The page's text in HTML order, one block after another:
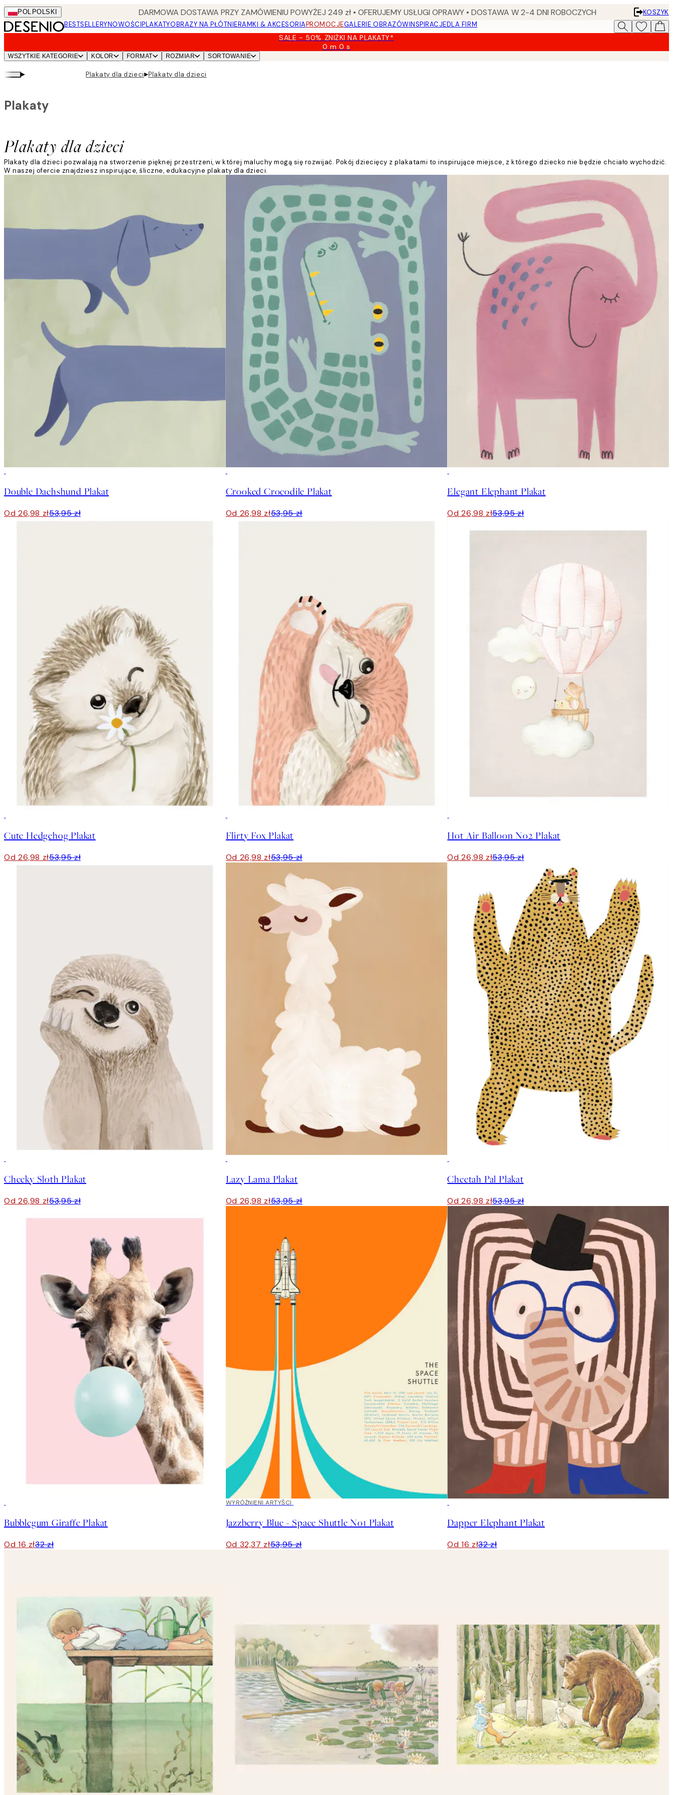
Skip
to
main
POL POLSKI DARMOWA DOSTAWA PRZY ZAMÓWIENIU POWYŻEJ 249 zł • OFERUJEMY USŁUGI OPRAWY • DOSTAWA W 2-4 DNI ROBOCZYCH
KOSZYK
BESTSELLERYNOWOŚCIPLAKATYOBRAZY NA PŁÓTNIERAMKI & AKCESORIAPROMOCJEGALERIE OBRAZÓWINSPIRACJEDLA FIRM
SALE - 50% ZNIŻKI NA PLAKATY*
0 m0 s
Ważny
WSZYTKIE KATEGORIE KOLOR FORMAT ROZMIAR SORTOWANIE
▸ Plakaty dla dzieci▸Plakaty dla dzieci
Plakaty dla dzieci
Plakaty
Plakaty dla dzieci pozwalają na stworzenie pięknej przestrzeni, w której maluchy mogą się rozwijać. Pokój dziecięcy z plakatami to inspirujące miejsce, z którego dziecko nie będzie chciało wychodzić.
W naszej ofercie znajdziesz inspirujące, śliczne, edukacyjne plakaty dla dzieci.
Double Dachshund Plakat
Od 26,98 zł53,95 zł
Crooked Crocodile Plakat
Od 26,98 zł53,95 zł
Elegant Elephant Plakat
Od 26,98 zł53,95 zł
Cute Hedgehog Plakat
Od 26,98 zł53,95 zł
Flirty Fox Plakat
Od 26,98 zł53,95 zł
Hot Air Balloon No2 Plakat
Od 26,98 zł53,95 zł
Cheeky Sloth Plakat
Od 26,98 zł53,95 zł
Lazy Lama Plakat
Od 26,98 zł53,95 zł
Cheetah Pal Plakat
Od 26,98 zł53,95 zł
Bubblegum Giraffe Plakat
Od 16 zł32 zł
40%*
WYRÓŻNIENI ARTYŚCI
Jazzberry Blue - Space Shuttle No1 Plakat
Od 32,37 zł53,95 zł
Dapper Elephant Plakat
Od 16 zł32 zł